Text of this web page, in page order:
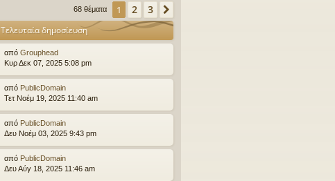
68 θέματα 1 2 3
Τελευταία δημοσίευση
από Grouphead
Κυρ Δεκ 07, 2025 5:08 pm
από PublicDomain
Τετ Νοέμ 19, 2025 11:40 am
από PublicDomain
Δευ Νοέμ 03, 2025 9:43 pm
από PublicDomain
Δευ Αύγ 18, 2025 11:46 am